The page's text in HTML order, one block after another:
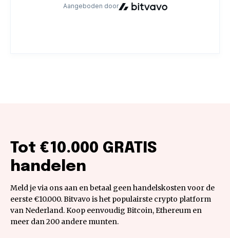
Tot €10.000 GRATIS
handelen
Meld je via ons aan en betaal geen handelskosten voor de
eerste €10.000. Bitvavo is het populairste crypto platform
van Nederland. Koop eenvoudig Bitcoin, Ethereum en
meer dan 200 andere munten.